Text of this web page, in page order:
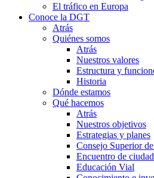
El tráfico en Europa
Conoce la DGT
Atrás
Quiénes somos
Atrás
Nuestros valores
Estructura y
Historia
Dónde estamos
Qué hacemos
Atrás
Nuestros objetivos
Estrategias y planes
Consejo Superior
Encuentro de
Educación Vial